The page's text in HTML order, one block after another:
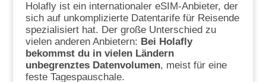
Holafly ist ein internationaler eSIM-Anbieter, der
sich auf unkomplizierte Datentarife für Reisende
spezialisiert hat. Der große Unterschied zu
vielen anderen Anbietern: Bei Holafly
bekommst du in vielen Ländern
unbegrenztes Datenvolumen, meist für eine
feste Tagespauschale.